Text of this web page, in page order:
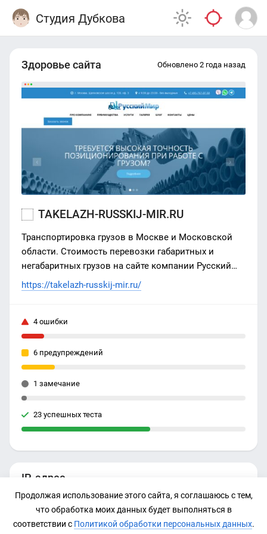
Студия Дубкова
IP-адрес
188.225.63.143
Здоровье сайта Обновлено 2 года назад
TAKELAZH-RUSSKIJ-MIR.RU
Транспортировка грузов в Москве и Московской
области. Стоимость перевозки габаритных и
негабаритных грузов на сайте компании Русский
Мир
https://takelazh-russkij-mir.ru/
4 ошибки
6 предупреждений
1 замечание
23 успешных теста
Продолжая использование этого сайта, я соглашаюсь с тем,
что обработка моих данных будет выполняться в
соответствии с Политикой обработки персональных данных.